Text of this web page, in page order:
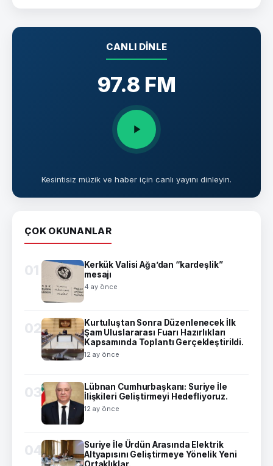
CANLI DINLE
97.8 FM
Kesintisiz müzik ve haber için canlı yayını dinleyin.
ÇOK OKUNANLAR
01
Kerkük Valisi Ağa’dan “kardeşlik”
mesajı
4 ay önce
02
Kurtuluştan Sonra Düzenlenecek İlk
Şam Uluslararası Fuarı Hazırlıkları
Kapsamında Toplantı Gerçekleştirildi.
12 ay önce
03
Lübnan Cumhurbaşkanı: Suriye İle
İlişkileri Geliştirmeyi Hedefliyoruz.
12 ay önce
04
Suriye İle Ürdün Arasında Elektrik
Altyapısını Geliştirmeye Yönelik Yeni